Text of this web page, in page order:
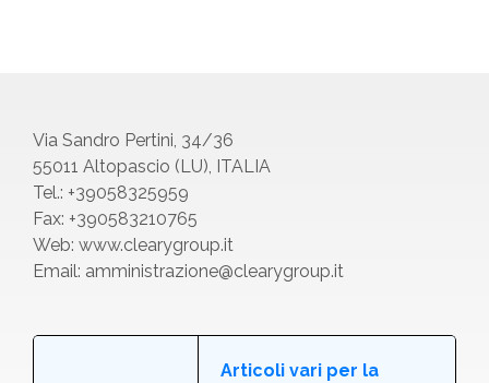
Via Sandro Pertini, 34/36
55011 Altopascio (LU), ITALIA
Tel.: +39058325959
Fax: +390583210765
Web: www.clearygroup.it
Email: amministrazione@clearygroup.it
Articoli vari per la